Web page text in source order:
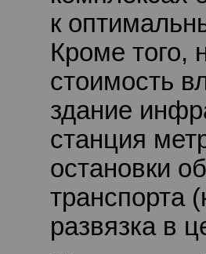
к
Кроме того,
стоимость
здание
станция
остановки
транспорта
развязка в